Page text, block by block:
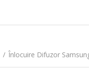
/ Înlocuire Difuzor